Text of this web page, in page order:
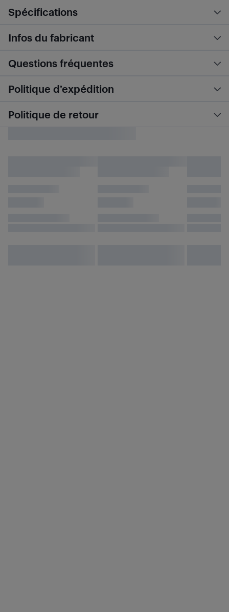
Spécifications
Infos du fabricant
Questions fréquentes
Politique d’expédition
Politique de retour